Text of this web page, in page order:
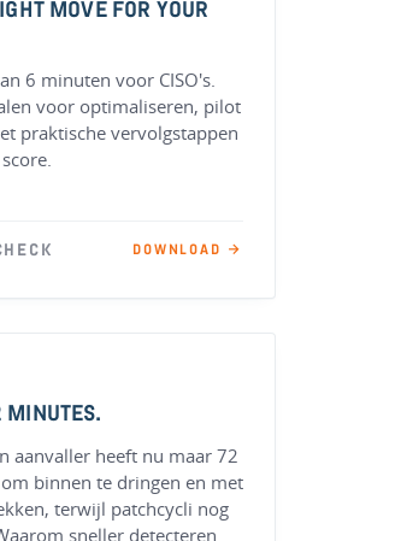
MOVE FOR YOUR
6 minuten voor CISO's.
voor optimaliseren, pilot
praktische vervolgstappen
DOWNLOAD →
MINUTES.
aanvaller heeft nu maar 72
binnen te dringen en met
terwijl patchcycli nog
sneller detecteren